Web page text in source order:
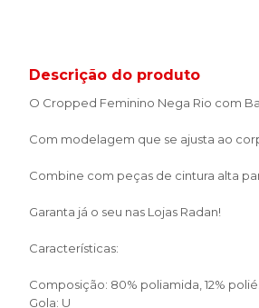
Descrição do produto
O Cropped Feminino Nega Rio com
Com modelagem que se ajusta ao
Combine com peças de cintura alta
Garanta já o seu nas Lojas Radan!
Características:
Composição: 80% poliamida, 12%
Gola: U